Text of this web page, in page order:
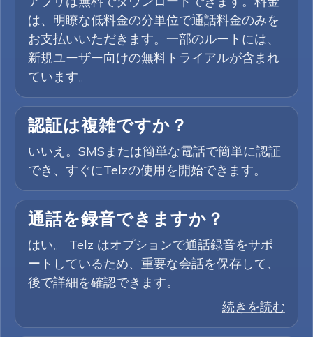
は、明瞭な低料金の分単位で通話料金のみを
お支払いいただきます。一部のルートには、
新規ユーザー向けの無料トライアルが含まれ
ています。
認証は複雑ですか？
いいえ。SMSまたは簡単な電話で簡単に認証
でき、すぐにTelzの使用を開始できます。
通話を録音できますか？
はい。 Telz はオプションで通話録音をサポ
ートしているため、重要な会話を保存して、
後で詳細を確認できます。
続きを読む